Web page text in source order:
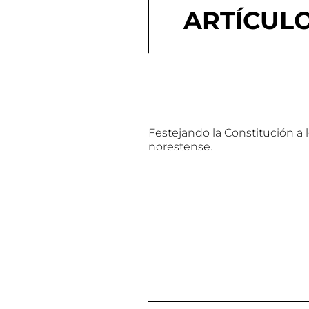
Festejando la Constitución a
norestense.